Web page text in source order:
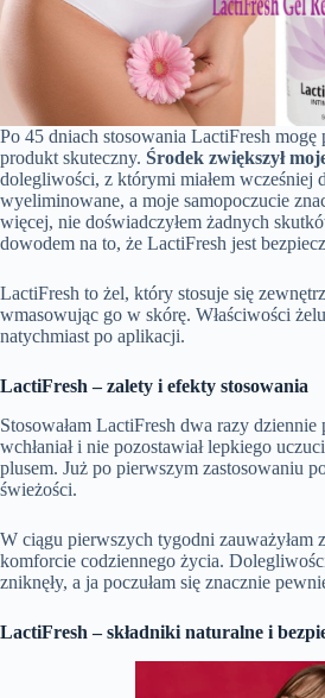
Po 45 dniach stosowania LactiFresh mogę
produkt skuteczny. Środek zwiększył
dolegliwości, z którymi miałem wcześniej
wyeliminowane, a moje samopoczucie
więcej, nie doświadczyłem żadnych
dowodem na to, że LactiFresh jest
LactiFresh to żel, który stosuje się
wmasowując go w skórę. Właściwości
natychmiast po aplikacji.
LactiFresh – zalety i efekty stosowania
Stosowałam LactiFresh dwa razy
wchłaniał i nie pozostawiał lepkiego
plusem. Już po pierwszym zastosowaniu
świeżości.
W ciągu pierwszych tygodni zauważyłam
komforcie codziennego życia.
zniknęły, a ja poczułam się znacznie
LactiFresh – składniki naturalne i